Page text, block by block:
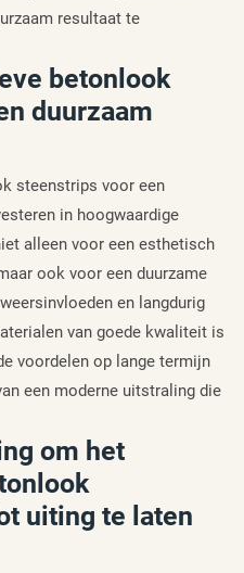
resultaat te
betonlook
duurzaam
steenstrips voor een
in hoogwaardige
alleen voor een esthetisch
ook voor een duurzame
en langdurig
van goede kwaliteit is
voordelen op lange termijn
een moderne uitstraling die
om het
uiting te laten